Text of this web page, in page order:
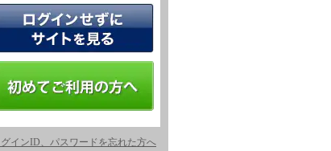
グインID、パスワードを忘れた方へ